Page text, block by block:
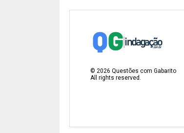
©2026 Questões com Gabarito
All rights reserved.